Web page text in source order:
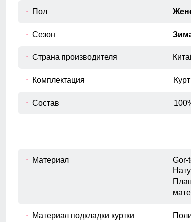
Без этого элемента сегодня не обходится
от снега и ветра. Часто на резинку юбки
Расстояние от подмышечного шва
точкам ягодиц.
Пол
Сезон
Страна производителя
Комплектация
Состав
Материал
Gor-
Материал подкладки куртки